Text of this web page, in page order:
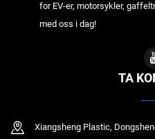
for EV-er, motorsykler,
med oss i dag!
TA
Xiangsheng Plastic,